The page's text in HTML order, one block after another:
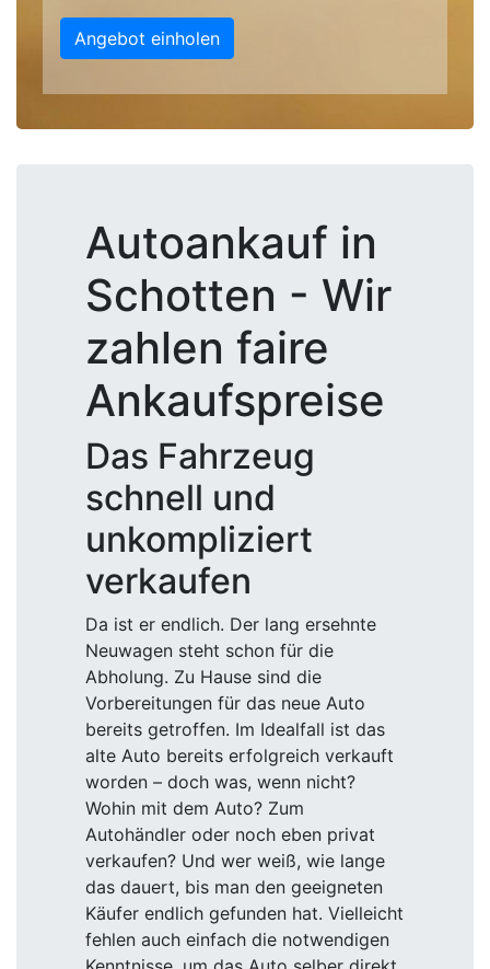
Angebot einholen
Autoankauf in
Schotten - Wir
zahlen faire
Ankaufspreise
Das Fahrzeug
schnell und
unkompliziert
verkaufen
Da ist er endlich. Der lang ersehnte
Neuwagen steht schon für die
Abholung. Zu Hause sind die
Vorbereitungen für das neue Auto
bereits getroffen. Im Idealfall ist das
alte Auto bereits erfolgreich verkauft
worden – doch was, wenn nicht?
Wohin mit dem Auto? Zum
Autohändler oder noch eben privat
verkaufen? Und wer weiß, wie lange
das dauert, bis man den geeigneten
Käufer endlich gefunden hat. Vielleicht
fehlen auch einfach die notwendigen